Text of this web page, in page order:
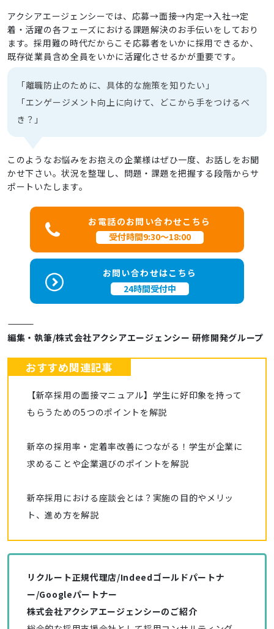
アクシアエージェンシーでは、応募→面接→内定→入社→定
着・活躍の各フェーズにおける課題解決のお手伝いをしており
ます。採用難の時代だからこそ応募者をいかに採用できるか、
既存従業員含め全員をいかに活躍化させるかが重要です。
「離職防止のために、具体的な施策を知りたい」
「エンゲージメント向上に向けて、どこから手をつけるべ
き？」
このようなお悩みをお抱えの企業様はぜひ一度、お話しをお聞
かせ下さい。状況を整理し、問題・課題を把握する段階からサ
ポートいたします。
お電話のお問い合わせこちら
受付時間9:30～18:00
お問い合わせはこちら
24時間受付中
――――――――――――
編集・執筆/株式会社アクシアエージェンシー 研修開発グループ
おすすめ関連記事
【新卒採用の面接マニュアル】学生に好印象を持って
もらうための5つのポイントを解説
新卒の採用率・定着率改善につながる！学生が企業に
求めることや企業選びのポイントを解説
新卒採用における座談会とは？実施の目的やメリッ
ト、進め方を解説
リクルート正規代理店/Indeedゴールドパートナ
ー/Googleパートナー
株式会社アクシアエージェンシーのご紹介